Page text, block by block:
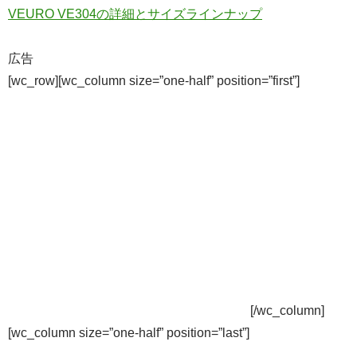
VEURO VE304の詳細とサイズラインナップ
広告
[wc_row][wc_column size=”one-half” position=”first”]
[/wc_column]
[wc_column size=”one-half” position=”last”]